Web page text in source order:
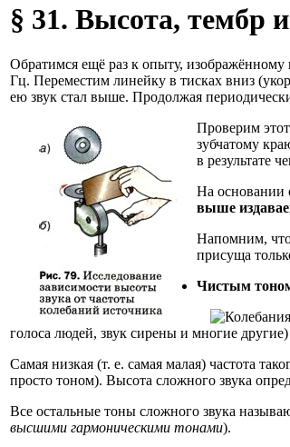
§ 31. Высота, тембр
Обратимся ещё раз к опыту, изображённому
Гц. Переместим линейку в тисках вниз
ею звук стал выше. Продолжая
Проверим
зубчатому
в результате
На основании
выше
Напомним,
присуща
Чистым
голоса людей, звук сирены и многие
Самая низкая (т. е. самая малая) частота
просто тоном). Высота сложного звука
Все остальные тоны сложного звука
высшими гармоническими тонами).